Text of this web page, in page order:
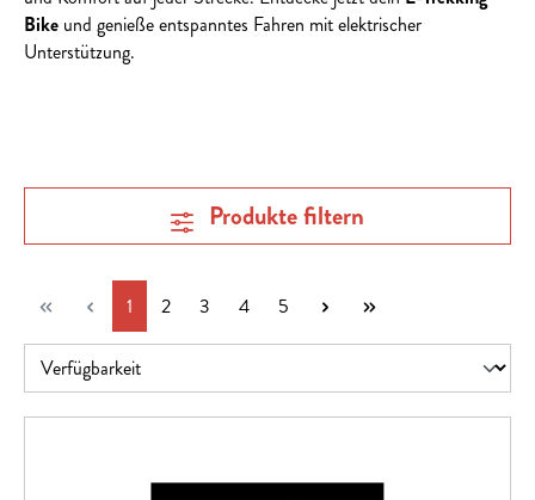
Bike und genieße entspanntes Fahren mit elektrischer
Unterstützung.
Produkte filtern
Seite
1 Seite
2 Seite
3 Seite
4 Seite
5